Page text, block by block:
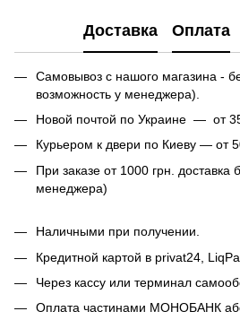
Доставка Оплата
Самовывоз с нашого магазина -
возможность у менеджера).
Новой почтой по Украине — от 35
Курьером к двери по Киеву — от
При заказе от 1000 грн. доставка
менеджера)
Наличными при получении.
Кредитной картой в privat24,
Через кассу или терминал
Оплата частинами МОНОБАНК